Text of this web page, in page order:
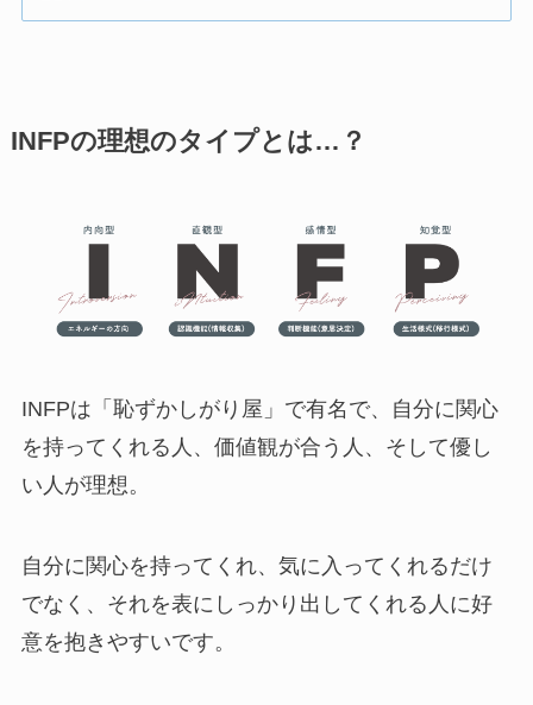
INFPの理想のタイプとは…？
INFPは「恥ずかしがり屋」で有名で、自分に関心
を持ってくれる人、価値観が合う人、そして優し
い人が理想。
自分に関心を持ってくれ、気に入ってくれるだけ
でなく、それを表にしっかり出してくれる人に好
意を抱きやすいです。